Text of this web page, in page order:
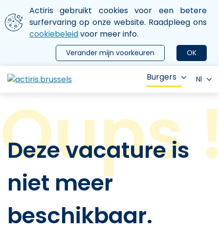
Aller au contenu principal
We gebruiken cookies
Actiris gebruikt cookies voor een betere
surfervaring op onze website. Raadpleeg ons
cookiebeleidvoor meer info.
OK
Verander mijn voorkeuren
le menu
Burgers Nl
Deze vacature is
niet meer
beschikbaar.